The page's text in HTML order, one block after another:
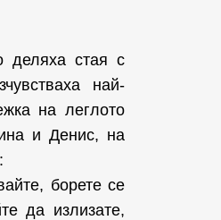
деляха стая с
най-
на леглото
и Денис, на
борете се
да излизате,